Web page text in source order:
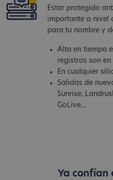
Estar protegido
importante a nivel
para tu nombre y
Alta en tiempo
registros son
En cualquier
Salidas de
Sunrise,
GoLive...
Ya confían